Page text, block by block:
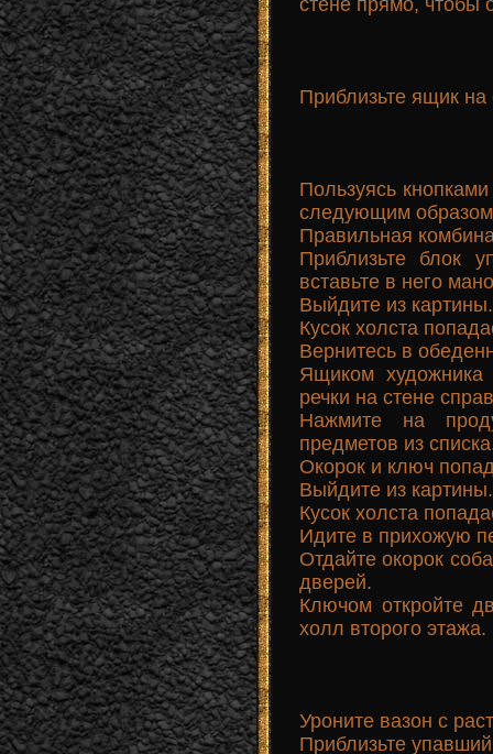
Приблизьте ящик на
Пользуясь
следующим
Правильная
Приблизьте блок
вставьте в него
Выйдите из картины.
Кусок холста
Вернитесь в
Ящиком художника
речки на стене
Нажмите на
предметов из
Окорок и ключ
Выйдите из картины.
Кусок холста
Идите в прихожую
Отдайте окорок
дверей.
Ключом откройте
холл второго этажа.
Уроните вазон с
Приблизьте